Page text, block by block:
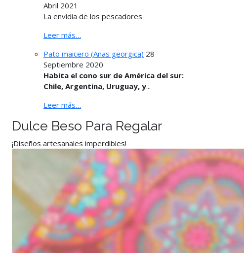
Abril 2021
La envidia de los pescadores
Leer más…
Pato maicero (Anas georgica) 28
Septiembre 2020
Habita el cono sur de América del sur:
Chile, Argentina, Uruguay, y...
Leer más…
Dulce Beso Para Regalar
¡Diseños artesanales imperdibles!